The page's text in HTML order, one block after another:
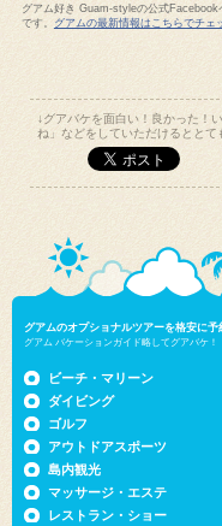
グアム好き Guam-styleの公式Facebook
です。
グアムの最新情報はこちらでチェ
↓グアバケを面白い！良かった！
ね」などをしていただけるととて
グアムのオプショナルツアーを格安に予
グアム バケーションガイド略してグアバケ！
ビーチ・マリーン
ダイビング
ゴルフ
アウトドアスポーツ
島内観光
マッサージ・エステ
レストラン・ショー